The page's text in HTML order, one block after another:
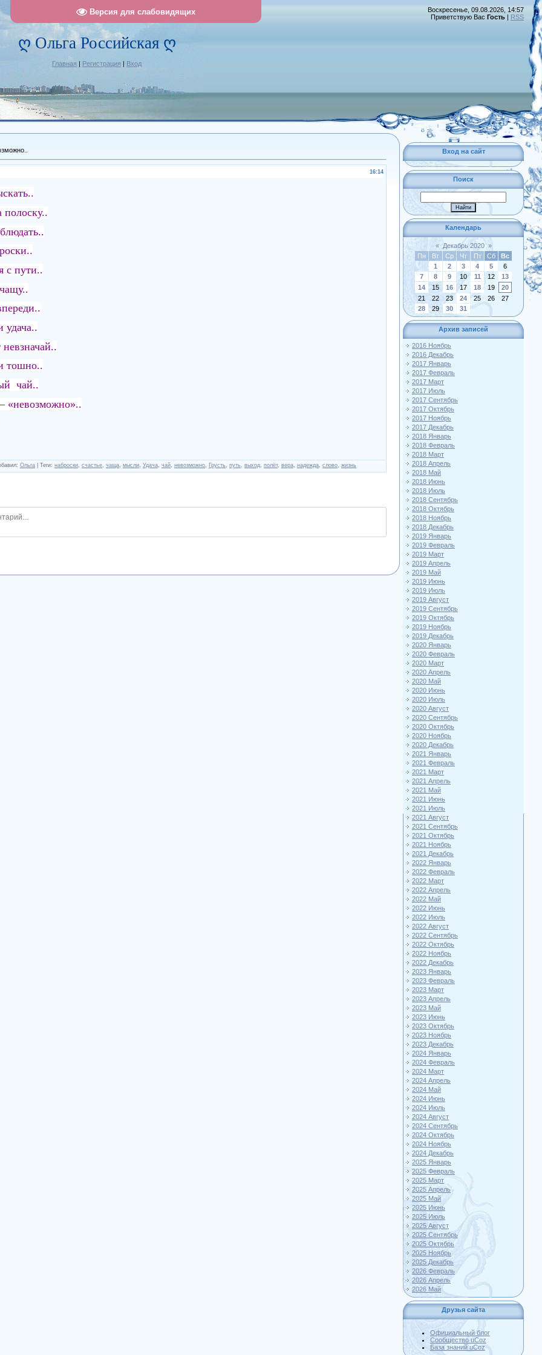
Версия для слабовидящих
ღ Ольга Российская ღ
Главная | Регистрация | Вход
Воскресенье, 09.08.2026, 14:57
Приветствую Вас Гость | RSS
16:14
с пути..
удача..
тошно..
чай..
«невозможно»..
: Ольга Теги: наброски счастье чаща мысли Удача чай невозможно Грусть путь выход полёт, вера надежда слово жизнь
Вход на сайт
Поиск
Календарь
« Декабрь 2020 »
Пн
Вт Ср Чт Пт Сб
Вс
1
2 3 4 5
6
7
8 9 10 11 12
13
14
15 16 17 18 19
20
21
22 23 24 25 26
27
28
29 30 31
Архив записей
2016 Ноябрь
2016 Декабрь
2017 Январь
2017 Февраль
2017 Март
2017 Июль
2017 Сентябрь
2017 Октябрь
2017 Ноябрь
2017 Декабрь
2018 Январь
2018 Февраль
2018 Март
2018 Апрель
2018 Май
2018 Июнь
2018 Июль
2018 Сентябрь
2018 Октябрь
2018 Ноябрь
2018 Декабрь
2019 Январь
2019 Февраль
2019 Март
2019 Апрель
2019 Май
2019 Июнь
2019 Июль
2019 Август
2019 Сентябрь
2019 Октябрь
2019 Ноябрь
2019 Декабрь
2020 Январь
2020 Февраль
2020 Март
2020 Апрель
2020 Май
2020 Июнь
2020 Июль
2020 Август
2020 Сентябрь
2020 Октябрь
2020 Ноябрь
2020 Декабрь
2021 Январь
2021 Февраль
2021 Март
2021 Апрель
2021 Май
2021 Июнь
2021 Июль
2021 Август
2021 Сентябрь
2021 Октябрь
2021 Ноябрь
2021 Декабрь
2022 Январь
2022 Февраль
2022 Март
2022 Апрель
2022 Май
2022 Июнь
2022 Июль
2022 Август
2022 Сентябрь
2022 Октябрь
2022 Ноябрь
2022 Декабрь
2023 Январь
2023 Февраль
2023 Март
2023 Апрель
2023 Май
2023 Июнь
2023 Октябрь
2023 Ноябрь
2023 Декабрь
2024 Январь
2024 Февраль
2024 Март
2024 Апрель
2024 Май
2024 Июнь
2024 Июль
2024 Август
2024 Сентябрь
2024 Октябрь
2024 Ноябрь
2024 Декабрь
2025 Январь
2025 Февраль
2025 Март
2025 Апрель
2025 Май
2025 Июнь
2025 Июль
2025 Август
2025 Сентябрь
2025 Октябрь
2025 Ноябрь
2025 Декабрь
2026 Февраль
2026 Апрель
2026 Май
Друзья сайта
Официальный блог
Сообщество uCoz
База знаний uCoz